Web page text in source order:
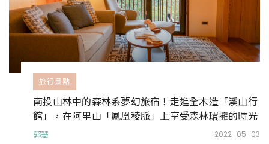
旅行景點
南投山林中的森林系夢幻旅宿！走進全木造「溪山行
館」，在阿里山「鳳凰稜脈」上享受森林環擁的時光
郭慧 2022-05-03